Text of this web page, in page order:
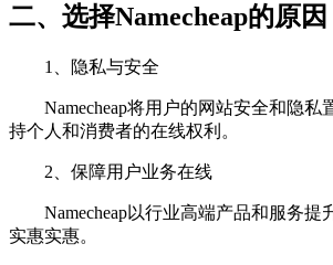
二、选择Namecheap的原因
1、隐私与安全
Namecheap将用户的网站安全和隐私
持个人和消费者的在线权利。
2、保障用户业务在线
Namecheap以行业高端产品和服务提
实惠实惠。